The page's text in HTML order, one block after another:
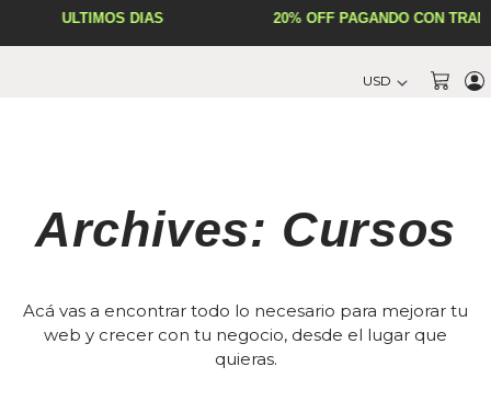
ÚLTIMOS DÍAS 20% OFF PAGANDO CON
Cart
Archives: Cursos
Acá vas a encontrar todo lo necesario para mejorar tu
web y crecer con tu negocio, desde el lugar que
quieras.